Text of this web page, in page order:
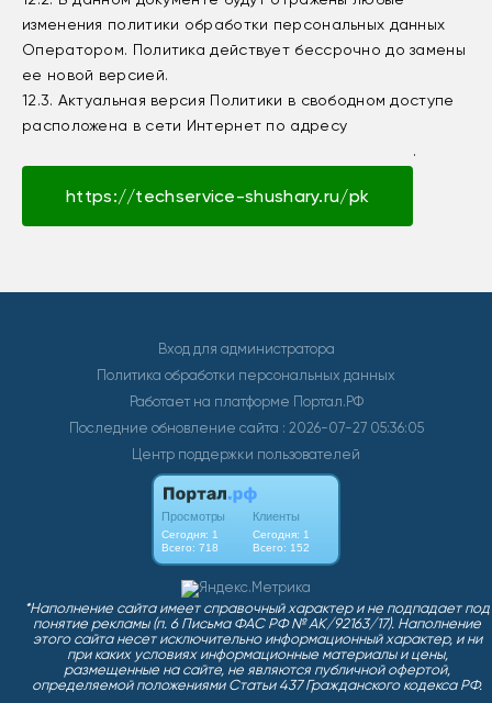
изменения политики обработки персональных данных
Оператором. Политика действует бессрочно до замены
ее новой версией.
12.3. Актуальная версия Политики в свободном доступе
расположена в сети Интернет по адресу
https://techservice-shushary.ru/pk
.
Вход для администратора
Политика обработки персональных данных
Работает на платформе Портал.РФ
Последние обновление сайта : 2026-07-27 05:36:05
Центр поддержки пользователей